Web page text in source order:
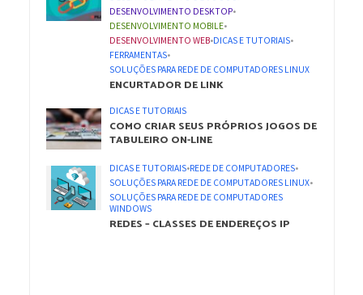
DESENVOLVIMENTO DESKTOP•
DESENVOLVIMENTO MOBILE•
DESENVOLVIMENTO WEB•DICAS E TUTORIAIS•
FERRAMENTAS•
SOLUÇÕES PARA REDE DE COMPUTADORES LINUX
ENCURTADOR DE LINK
DICAS E TUTORIAIS
COMO CRIAR SEUS PRÓPRIOS JOGOS DE
TABULEIRO ON-LINE
DICAS E TUTORIAIS•REDE DE COMPUTADORES•
SOLUÇÕES PARA REDE DE COMPUTADORES LINUX•
SOLUÇÕES PARA REDE DE COMPUTADORES
WINDOWS
REDES – CLASSES DE ENDEREÇOS IP